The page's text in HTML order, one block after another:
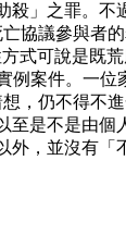
」之罪。
協議參與者的
式可說是既
例案件。一
，仍不得不進
是不是由個
，並沒有「